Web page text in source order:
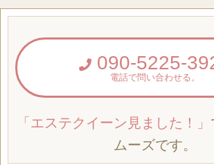
090-5225-
電話で問い合わせる。
「エステクイーン見ました！」
ムーズです。